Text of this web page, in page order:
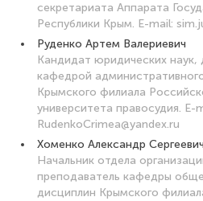
секретариата Аппарата
Республики Крым. E-mail:
Руденко Артем Валериевич
Кандидат юридических
кафедрой
Крымского филиала
университета правосудия. E-
RudenkoCrimea@yandex.ru
Хоменко Александр Сергеевич
Начальник отдела
преподаватель кафедры
дисциплин Крымского